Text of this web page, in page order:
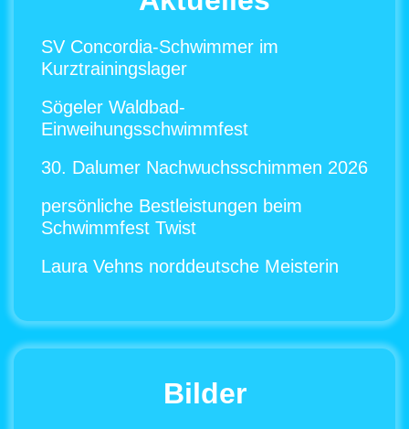
SV Concordia-Schwimmer im
Kurztrainingslager
Sögeler Waldbad-
Einweihungsschwimmfest
30. Dalumer Nachwuchsschimmen 2026
persönliche Bestleistungen beim
Schwimmfest Twist
Laura Vehns norddeutsche Meisterin
Bilder